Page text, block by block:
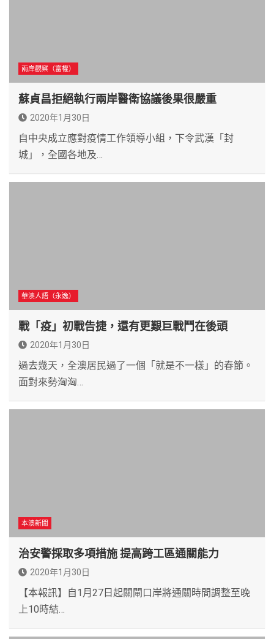
兩岸觀察（富權）
蘇貞昌拒絕執行兩岸醫衛協議後果很嚴重
2020年1月30日
自中央成立應對疫情工作領導小組，下令武漢「封
城」，全國各地及…
華澳人語（永逸）
戰「疫」初戰告捷，還有更艱巨戰鬥在後頭
2020年1月30日
過去幾天，全澳居民過了一個「就是不一樣」的春節。
面對來勢洶洶…
本澳新聞
治安警採取多項措施 提高跨工區通關能力
2020年1月30日
【本報訊】自1月27日起關閘口岸將通關時間調整至晚
上10時結…